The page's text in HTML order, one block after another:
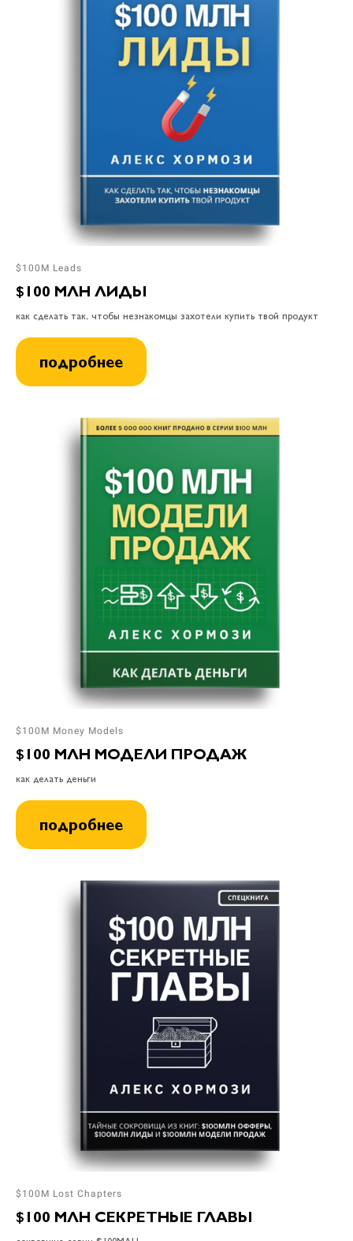
$100M Leads
$100 МЛН ЛИДЫ
как сделать так, чтобы незнакомцы захотели купить твой продукт
подробнее
$100M Money Models
$100 МЛН МОДЕЛИ ПРОДАЖ
как делать деньги
подробнее
$100M Lost Chapters
$100 МЛН СЕКРЕТНЫЕ ГЛАВЫ